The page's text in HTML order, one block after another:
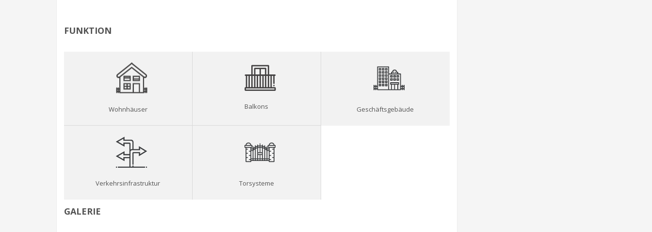
FUNKTION
Wohnhäuser Balkons Geschäftsgebäude
Verkehrsinfrastruktur Torsysteme
GALERIE